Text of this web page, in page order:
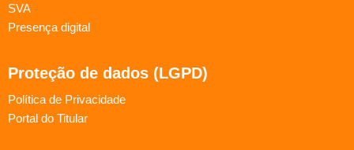
SVA
Presença digital
Proteção de dados (LGPD)
Política de Privacidade
Portal do Titular